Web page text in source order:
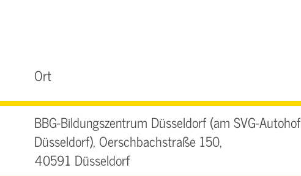
Ort
BBG-Bildungszentrum Düsseldorf (am SVG-Autohof
Düsseldorf), Oerschbachstraße 150,
40591 Düsseldorf